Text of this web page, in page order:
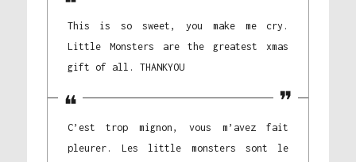
This is so sweet, you make me cry.
Little Monsters are the greatest xmas
gift of all. THANKYOU
C’est trop mignon, vous m’avez fait
pleurer. Les little monsters sont le